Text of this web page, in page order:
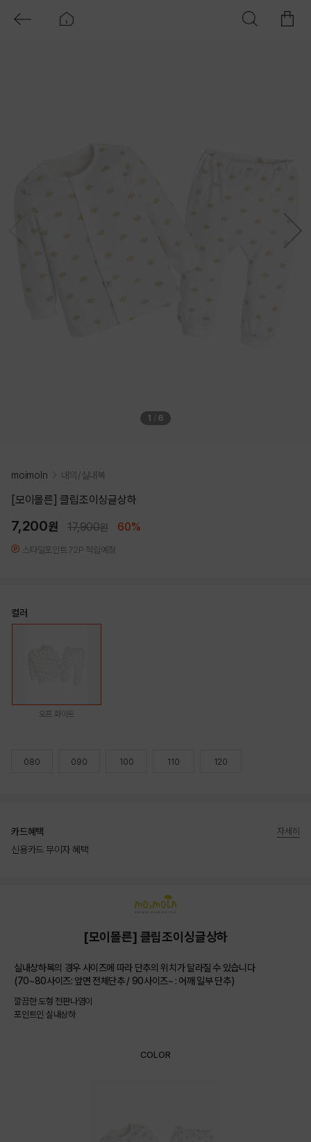
1 / 6
moimoln 내의/실내복
[모이몰른] 클립조이싱글상하
7,200원 17,900원 60%
스타일포인트 72P 적립예정
컬러
오프 화이트
080 090 100 110 120
카드혜택
신용카드 무이자 혜택
자세히
[모이몰른] 클립조이싱글상하
실내상하복의 경우 사이즈에 따라 단추의 위치가 달라질 수 있습니다
(70~80사이즈: 앞면 전체단추 / 90사이즈~ : 어깨 일부 단추)
깔끔한 도형 전판나염이
포인트인 실내상하
COLOR